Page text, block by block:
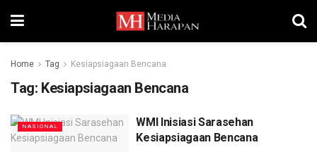
Home Tag Kesiapsiagaan Bencana
Tag: Kesiapsiagaan Bencana
NASIONAL
WMI Inisiasi Sarasehan
Kesiapsiagaan Bencana